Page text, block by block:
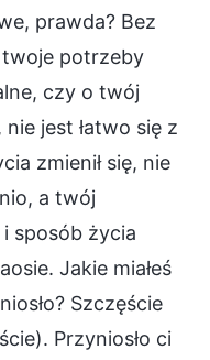
prawda? Bez
potrzeby
czy o twój
jest łatwo się z
zmienił się, nie
a twój
sposób życia
Jakie miałeś
Szczęście
Przyniosło ci